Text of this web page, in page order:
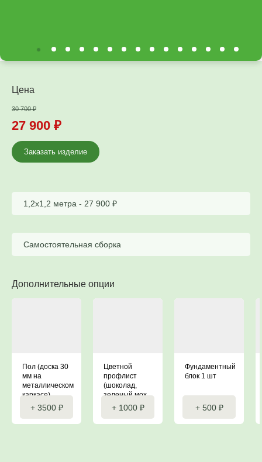
Цена
30 700₽
27 900 ₽
Заказать изделие
1,2х1,2 метра - 27 900 ₽
Самостоятельная сборка
Дополнительные опции
Пол (доска 30
мм на
металлическом
каркасе)
+ 3500 ₽
Цветной
профлист
(шоколад,
зеленый мох,
красное вино)
+ 1000 ₽
Фундаментный
блок 1 шт
+ 500 ₽